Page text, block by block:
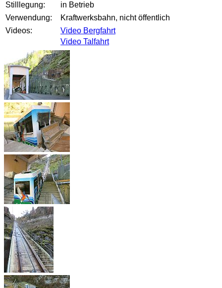
Stilllegung:
in Betrieb
Verwendung:
Kraftwerksbahn, nicht öffentlich
Videos:
Video Bergfahrt
Video Talfahrt